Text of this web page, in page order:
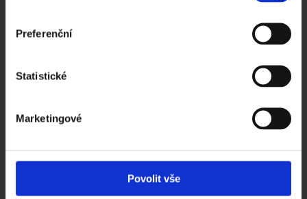
Preferenční
Statistické
Marketingové
Povolit vše
Podnikání - rady a tipy
Často kladené otázky
ZAJÍMAVÉ ČLÁNKY